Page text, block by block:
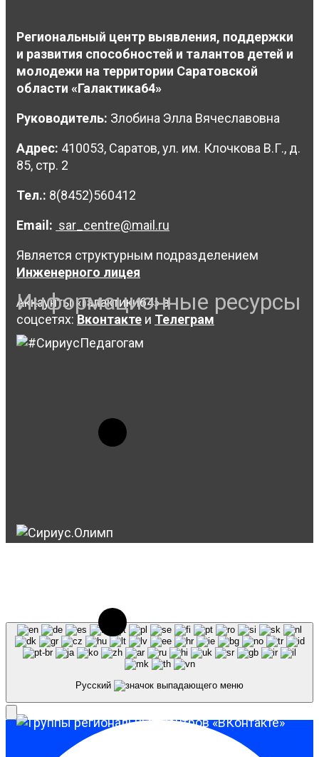
Региональный центр выявления, поддержки
и развития способностей и талантов детей и
молодежи на территории Саратовской
области «Галактика64»
Руководитель: Злобина Элла Вячеславовна
Адрес: 410053, Саратов, ул. им. Клочкова В.Г., д.
85, стр. 2
Тел.: 8(8452)560412
Email: sar_centre@mail.ru
Является структурным подразделением
Инженерного лицея
Аккаунты «Галактики64» в
соцсетях: Вконтакте и Телеграм
Информационные ресурсы
Русский